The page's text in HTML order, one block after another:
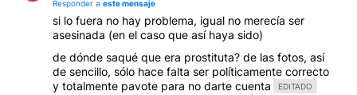
Responder a este mensaje
si lo fuera no hay problema, igual no merecía ser
asesinada (en el caso que así haya sido)
de dónde saqué que era prostituta? de las fotos, así
de sencillo, sólo hace falta ser políticamente correcto
y totalmente pavote para no darte cuenta
EDITADO